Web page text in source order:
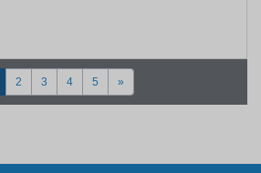
2 3 4 5 »